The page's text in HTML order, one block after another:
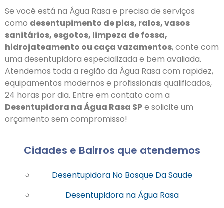
Se você está na Água Rasa e precisa de serviços
como desentupimento de pias, ralos, vasos
sanitários, esgotos, limpeza de fossa,
hidrojateamento ou caça vazamentos, conte com
uma desentupidora especializada e bem avaliada.
Atendemos toda a região da Água Rasa com rapidez,
equipamentos modernos e profissionais qualificados,
24 horas por dia. Entre em contato com a
Desentupidora na Água Rasa SPe solicite um
orçamento sem compromisso!
Cidades e Bairros que atendemos
Desentupidora No Bosque Da Saude
Desentupidora na Água Rasa